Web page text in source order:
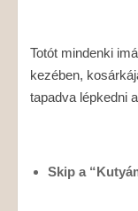
Totót mindenki
kezében,
tapadva lépkedni
Skip a